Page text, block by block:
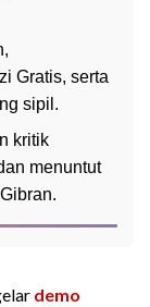
Gratis, serta
sipil.
kritik
menuntut
demo